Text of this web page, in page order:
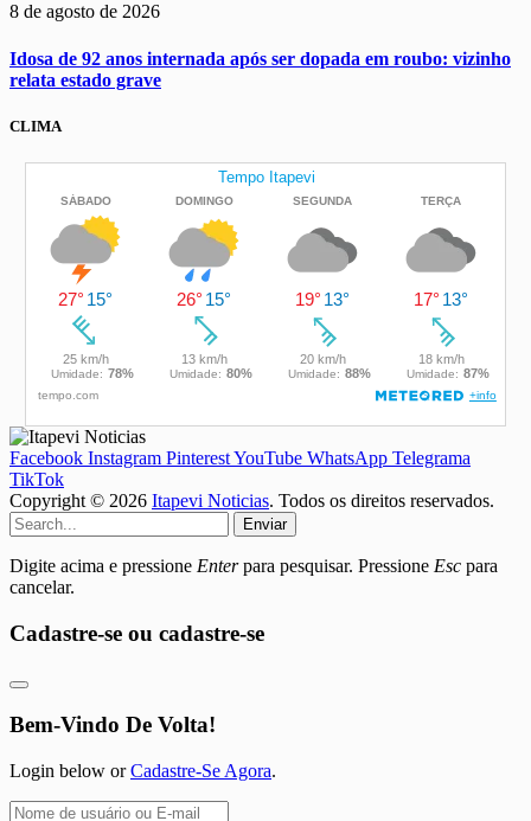
8 de agosto de 2026
Idosa de 92 anos internada após ser dopada em roubo: vizinho
relata estado grave
CLIMA
Facebook Instagram PinterestYouTube WhatsApp Telegrama
TikTok
Copyright © 2026 Itapevi Noticias. Todos os direitos reservados.
Enviar
Digite acima e pressione Enterpara pesquisar. Pressione Esc para
cancelar.
Cadastre-se ou cadastre-se
Bem-Vindo De Volta!
Login below orCadastre-Se Agora.